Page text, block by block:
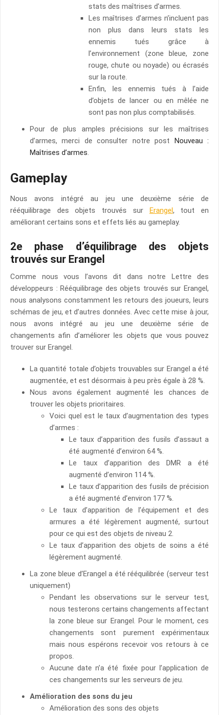
stats des maîtrises d’armes.
Les maîtrises d’armes n’incluent pas
non plus dans leurs stats les
ennemis tués grâce à
l’environnement (zone bleue, zone
rouge, chute ou noyade) ou écrasés
sur la route.
Enfin, les ennemis tués à l’aide
d’objets de lancer ou en mêlée ne
sont pas non plus comptabilisés.
Pour de plus amples précisions sur les maîtrises
d’armes, merci de consulter notre post
Nouveau :
Maîtrises d’armes.
Gameplay
Nous avons intégré au jeu une deuxième série de
rééquilibrage des objets trouvés sur
Erangel , tout en
améliorant certains sons et effets liés au gameplay.
2e phase d’équilibrage des objets
trouvés sur Erangel
Comme nous vous l’avons dit dans notre Lettre des
développeurs : Rééquilibrage des objets trouvés sur Erangel,
nous analysons constamment les retours des joueurs, leurs
schémas de jeu, et d’autres données. Avec cette mise à jour,
nous avons intégré au jeu une deuxième série de
changements afin d’améliorer les objets que vous pouvez
trouver sur Erangel.
La quantité totale d’objets trouvables sur Erangel a été
augmentée, et est désormais à peu près égale à 28 %.
Nous avons également augmenté les chances de
trouver les objets prioritaires.
Voici quel est le taux d’augmentation des types
d’armes :
Le taux d’apparition des fusils d’assaut a
été augmenté d’environ 64 %.
Le taux d’apparition des DMR a été
augmenté d’environ 114 %.
Le taux d’apparition des fusils de précision
a été augmenté d’environ 177 %.
Le taux d’apparition de l’équipement et des
armures a été légèrement augmenté, surtout
pour ce qui est des objets de niveau 2.
Le taux d’apparition des objets de soins a été
légèrement augmenté.
La zone bleue d’Erangel a été rééquilibrée (serveur test
uniquement)
Pendant les observations sur le serveur test,
nous testerons certains changements affectant
la zone bleue sur Erangel. Pour le moment, ces
changements sont purement expérimentaux
mais nous espérons recevoir vos retours à ce
propos.
Aucune date n’a été fixée pour l’application de
ces changements sur les serveurs de jeu.
Amélioration des sons du jeu
Amélioration des sons des objets